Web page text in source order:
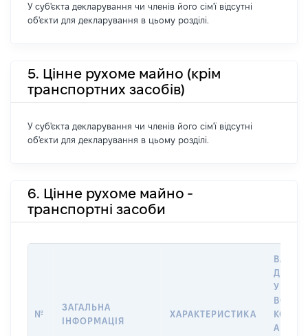
У суб'єкта декларування чи членів його сім'ї відсутні
об'єкти для декларування в цьому розділі.
5. Цінне рухоме майно (крім
транспортних засобів)
У суб'єкта декларування чи членів його сім'ї відсутні
об'єкти для декларування в цьому розділі.
6. Цінне рухоме майно -
транспортні засоби
№
ЗАГАЛЬНА
ІНФОРМАЦІЯ
ХАРАКТЕРИСТИКА
ДАТУ
У
АБО